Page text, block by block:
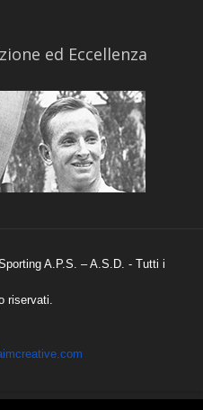
ed Eccellenza
A.P.S. – A.S.D. - Tutti i
riservati.